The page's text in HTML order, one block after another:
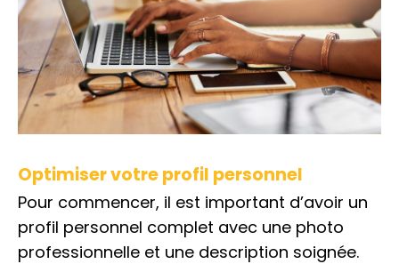
Optimiser votre profil personnel
Pour commencer, il est important d’avoir un
profil personnel complet avec une photo
professionnelle et une description soignée.